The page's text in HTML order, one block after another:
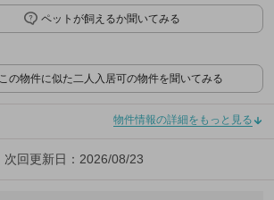
ペットが飼えるか聞いてみる
この物件に似た二人入居可の物件を聞いてみる
物件情報の詳細をもっと見る
次回更新日：2026/08/23